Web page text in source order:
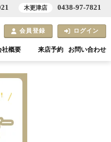
会員登録 ログイン
社概要 来店予約 お問い合わせ
木更津店 0438-97-7821